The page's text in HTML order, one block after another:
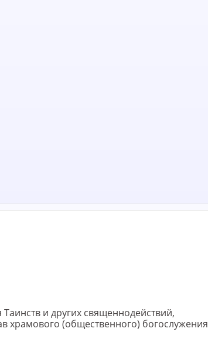
и других священнодействий,
храмового (общественного) богослужения